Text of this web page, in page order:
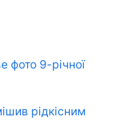
фото 9-річної
рідкісним